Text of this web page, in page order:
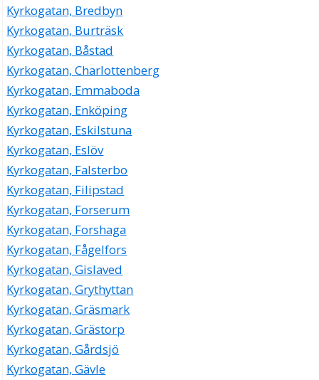
Kyrkogatan, Bredbyn
Kyrkogatan, Burträsk
Kyrkogatan, Båstad
Kyrkogatan, Charlottenberg
Kyrkogatan, Emmaboda
Kyrkogatan, Enköping
Kyrkogatan, Eskilstuna
Kyrkogatan, Eslöv
Kyrkogatan, Falsterbo
Kyrkogatan, Filipstad
Kyrkogatan, Forserum
Kyrkogatan, Forshaga
Kyrkogatan, Fågelfors
Kyrkogatan, Gislaved
Kyrkogatan, Grythyttan
Kyrkogatan, Gräsmark
Kyrkogatan, Grästorp
Kyrkogatan, Gårdsjö
Kyrkogatan, Gävle